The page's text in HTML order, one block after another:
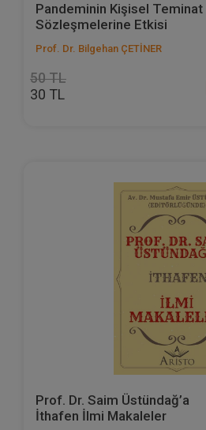
Pandeminin Kişisel Teminat
Sözleşmelerine Etkisi
Prof. Dr. Bilgehan ÇETİNER
50 TL
30 TL
Prof. Dr. Saim Üstündağ’a
İthafen İlmi Makaleler